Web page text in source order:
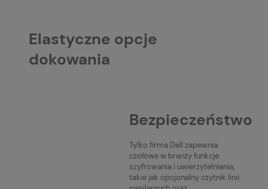
Elastyczne opcje
dokowania
Bezpieczeństwo
Tylko firma Dell zapewnia
czołowe w branży funkcje
szyfrowania i uwierzytelniania,
takie jak opcjonalny czytnik linii